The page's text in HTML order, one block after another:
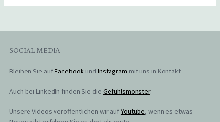
SOCIAL MEDIA
Bleiben Sie aufFacebookund Instagram mit uns in Kontakt.
Auch bei LinkedIn finden Sie die Gefühlsmonster.
Unsere Videos veröffentlichen wir aufYoutube, wenn es etwas